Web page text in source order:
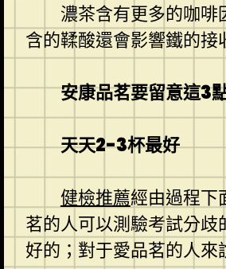
濃茶含有更多的咖
含的鞣酸還會影響鐵的接
安康品茗要留意這3
天天2-3杯最好
健檢推薦經由過程下
茗的人可以測驗考試分
好的；對于愛品茗的人來